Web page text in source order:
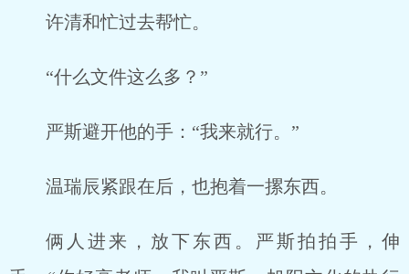
许清和忙过去帮忙。
“什么文件这么多？”
严斯避开他的手：“我来就行。”
温瑞辰紧跟在后，也抱着一摞东西。
俩人进来，放下东西。严斯拍拍手，伸